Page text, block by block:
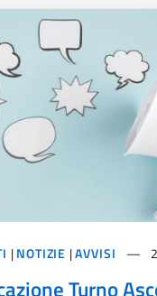
|NOTIZIE |AVVISI
Turno